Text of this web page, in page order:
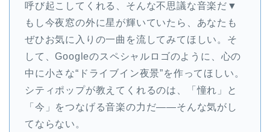
呼び起こしてくれる、そんな不思議な音楽だ▼
もし今夜窓の外に星が輝いていたら、あなたも
ぜひお気に入りの一曲を流してみてほしい。そ
して、Googleのスペシャルロゴのように、心の
中に小さな“ドライブイン夜景”を作ってほしい。
シティポップが教えてくれるのは、「憧れ」と
「今」をつなげる音楽の力だ――そんな気がし
てならない。